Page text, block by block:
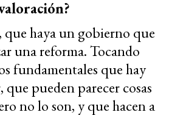
haya un gobierno que
una reforma. Tocando
fundamentales que hay
pueden parecer cosas
no lo son, y que hacen a